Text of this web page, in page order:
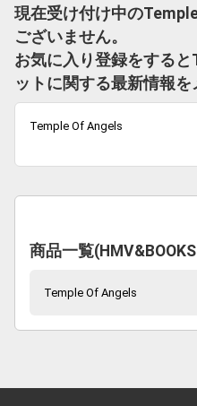
現在受け付け中の
ございません。
お気に入り登録をする
ットに関する最新情報を
Temple Of Angels
商品一覧
Temple Of Angels